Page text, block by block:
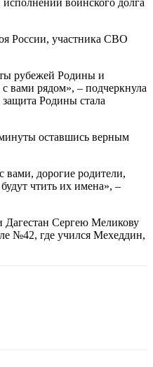
России, участника СВО
рубежей Родины и
вами рядом», – подчеркнула
Родины стала
оставшись верным
дорогие родители,
чтить их имена», –
Дагестан Сергею Меликову
№42, где учился Мехеддин,